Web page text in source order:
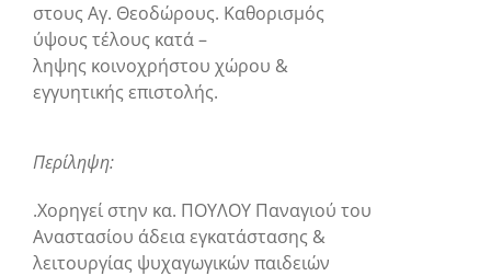
στους Αγ. Θεοδώρους. Καθορισμός
ύψους τέλους κατά –
ληψης κοινοχρήστου χώρου &
εγγυητικής επιστολής.
Περίληψη:
.Χορηγεί στην κα. ΠΟΥΛΟΥ Παναγιού του
Αναστασίου άδεια εγκατάστασης &
λειτουργίας ψυχαγωγικών παιδειών